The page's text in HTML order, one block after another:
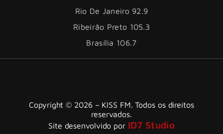
Rio De Janeiro 92.9
Ribeirão Preto 105.3
Brasília 106.7
Copyright © 2026 – KISS FM. Todos os direitos
reservados.
Site desenvolvido por ID7 Studio